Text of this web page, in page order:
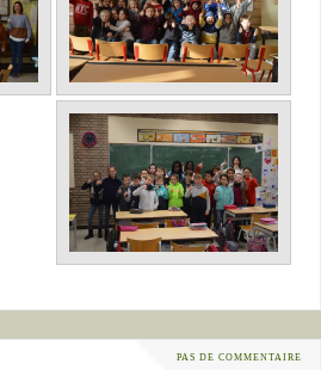
PAS DE COMMENTAIRE